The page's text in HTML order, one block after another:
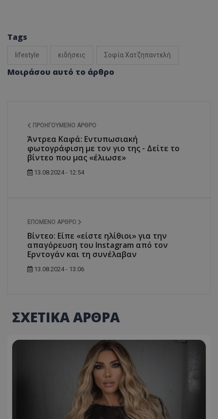
Tags
lifestyle ειδήσεις Σοφία Χατζηπαντελή
Μοιράσου αυτό το άρθρο
ΠΡΟΗΓΟΎΜΕΝΟ ΆΡΘΡΟ
Άντρεα Καφά: Εντυπωσιακή
φωτογράφιση με τον γιο της - Δείτε το
βίντεο που μας «έλιωσε»
13.08.2024 - 12:54
ΕΠΌΜΕΝΟ ΆΡΘΡΟ
Βίντεο: Είπε «είστε ηλίθιοι» για την
απαγόρευση του Instagram από τον
Ερντογάν και τη συνέλαβαν
13.08.2024 - 13:06
ΣΧΕΤΙΚΑ ΑΡΘΡΑ